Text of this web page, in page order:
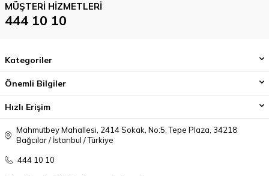
MÜŞTERI HIZMETLERI
444 10 10
Kategoriler
Önemli Bilgiler
Hızlı Erişim
Mahmutbey Mahallesi, 2414 Sokak, No:5, Tepe Plaza, 34218
Bağcılar / İstanbul / Türkiye
444 10 10